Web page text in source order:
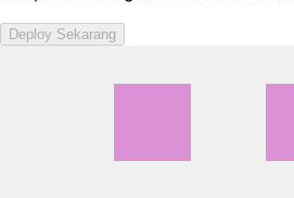
Deploy Sekarang